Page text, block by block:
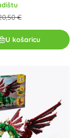
€
U košaricu